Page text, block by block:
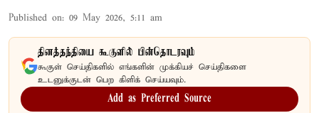
Published on: 09 May 2026, 5:11 am
தினத்தந்தியை கூகுளில் பின்தொடரவும்
கூகுள் செய்திகளில் எங்களின் முக்கியச் செய்திகளை
உடனுக்குடன் பெற கிளிக் செய்யவும்.
Add as Preferred Source